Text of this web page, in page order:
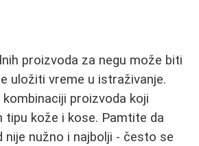
proizvoda za negu može biti
uložiti vreme u istraživanje.
kombinaciji proizvoda koji
tipu kože i kose. Pamtite da
nije nužno i najbolji - često se